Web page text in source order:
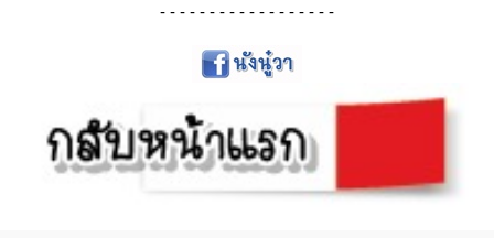
- - - - - - - - - - - - - - - - - -